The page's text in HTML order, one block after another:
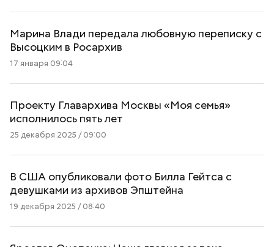
Марина Влади передала любовную переписку с
Высоцким в Росархив
17 января 09:04
Проекту Главархива Москвы «Моя семья»
исполнилось пять лет
25 декабря 2025 / 09:00
В США опубликовали фото Билла Гейтса с
девушками из архивов Эпштейна
19 декабря 2025 / 08:40